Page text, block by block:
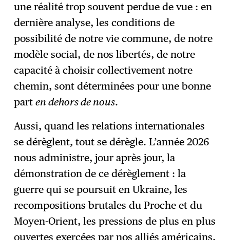
une réalité trop souvent perdue de vue : en
dernière analyse, les conditions de
possibilité de notre vie commune, de notre
modèle social, de nos libertés, de notre
capacité à choisir collectivement notre
chemin, sont déterminées pour une bonne
parten dehors de nous.
Aussi, quand les relations internationales
se dérèglent, tout se dérègle. L’année 2026
nous administre, jour après jour, la
démonstration de ce dérèglement : la
guerre qui se poursuit en Ukraine, les
recompositions brutales du Proche et du
Moyen-Orient, les pressions de plus en plus
ouvertes exercées par nos alliés américains,